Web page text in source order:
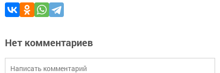
Нет комментариев